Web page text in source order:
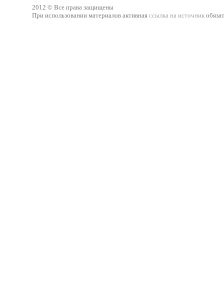
2012 © Все права защищены
При использовании материалов активная ссылка на источник